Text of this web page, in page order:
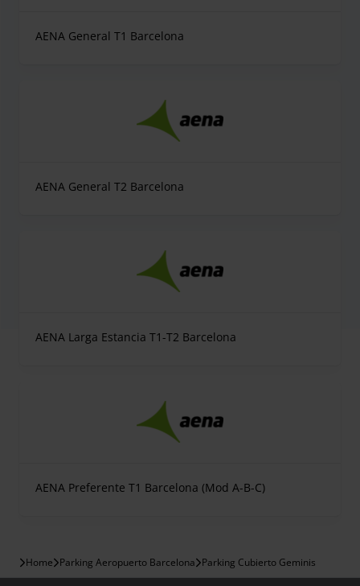
AENA General T1 Barcelona
AENA General T2 Barcelona
AENA Larga Estancia T1-T2 Barcelona
AENA Preferente T1 Barcelona (Mod A-B-C)
Home Parking Aeropuerto Barcelona Parking Cubierto Geminis